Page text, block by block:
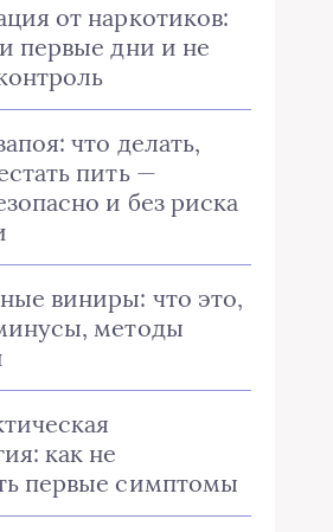
от наркотиков:
первые дни и не
что делать,
пить —
и без риска
виниры: что это,
методы
как не
первые симптомы